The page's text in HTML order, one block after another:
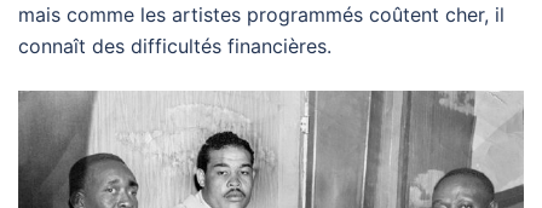
mais comme les artistes programmés coûtent cher, il
connaît des difficultés financières.